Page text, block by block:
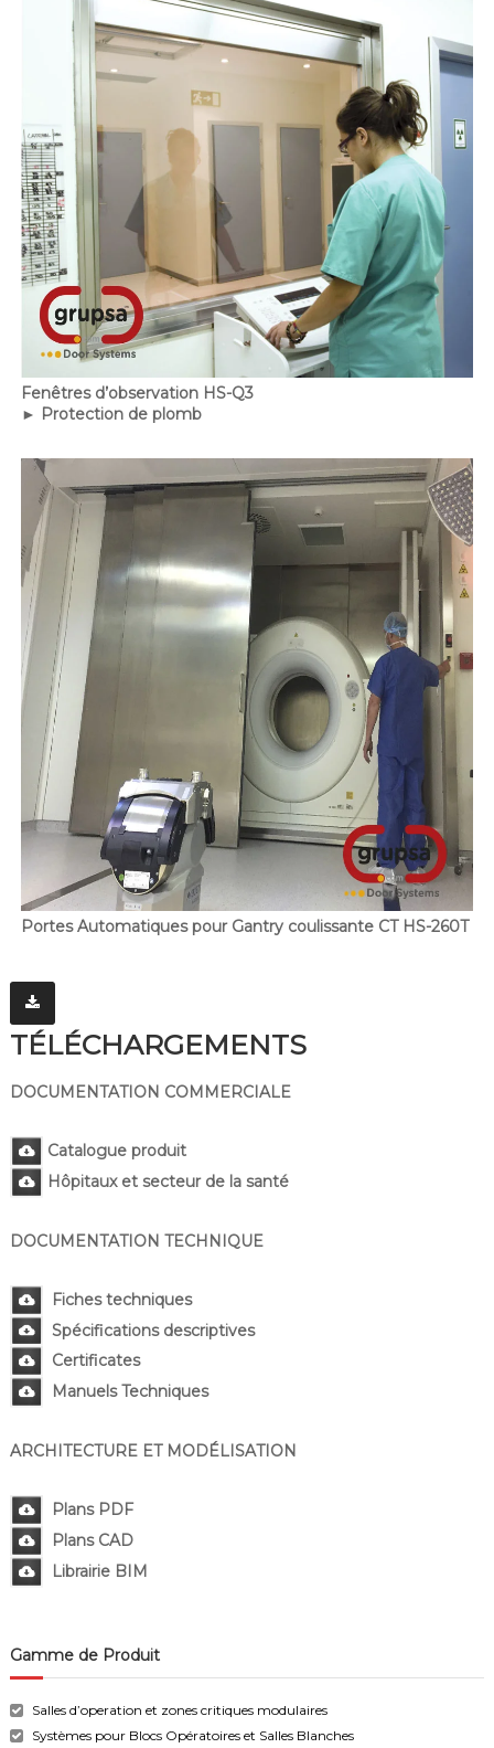
Fenêtres d’observation HS-Q3
► Protection de plomb
Portes Automatiques pour Gantry coulissante CT HS-260T
TÉLÉCHARGEMENTS
DOCUMENTATION COMMERCIALE
Catalogue produit
Hôpitaux et secteur de la santé
DOCUMENTATION TECHNIQUE
Fiches techniques
Spécifications descriptives
Certificates
Manuels Techniques
ARCHITECTURE ET MODÉLISATION
Plans PDF
Plans CAD
Librairie BIM
Gamme de Produit
Salles d’operation et zones critiques modulaires
Systèmes pour Blocs Opératoires et Salles Blanches